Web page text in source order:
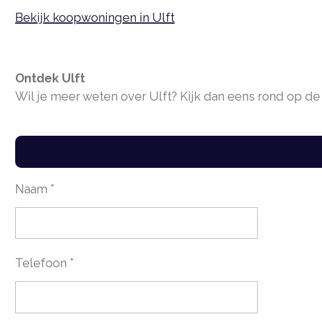
Bekijk koopwoningen in Ulft
Ontdek Ulft
Wil je meer weten over Ulft? Kijk dan eens rond op de
Naam *
Telefoon *